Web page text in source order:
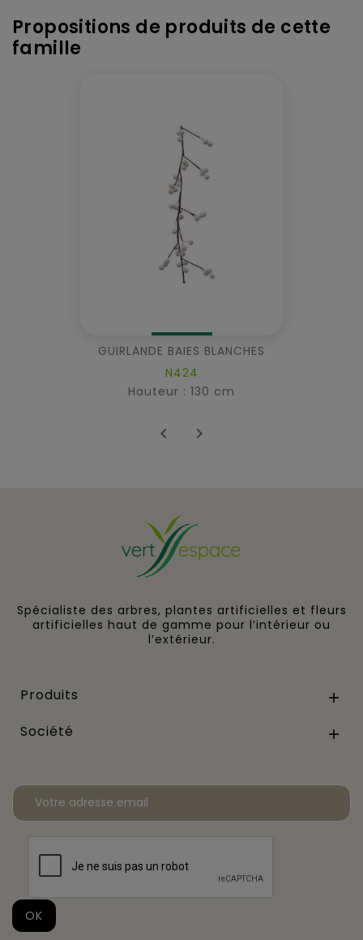
Propositions de produits de cette
famille
GUIRLANDE BAIES BLANCHES
N424
Hauteur : 130 cm
 
Spécialiste des arbres, plantes artificielles et fleurs
artificielles haut de gamme pour l’intérieur ou
l’extérieur.
Produits 
Société 